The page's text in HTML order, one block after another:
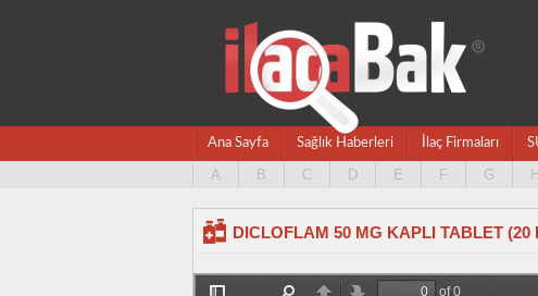
Ana Sayfa Sağlık Haberleri İlaç Firmaları
A B C D E F G H
DICLOFLAM 50 MG KAPLI TABLET